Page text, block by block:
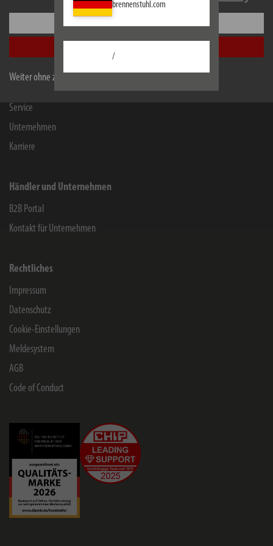
Weiter ohne zu akzeptieren
brennenstuhl.com
/
Informationen
Herstellergarantie
Service
Unternehmen
Karriere
Händler und Unternehmen
B2B Portal
Kontakt für Unternehmen
Rechtliches
Impressum
Datenschutz
Cookie-Einstellungen
Meldesystem
AGB
Code of Conduct